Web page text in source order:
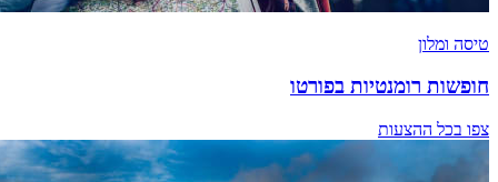
טיסה ומלון
חופשות רומנטיות בפורטו
צפו בכל ההצעות